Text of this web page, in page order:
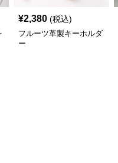
¥2,380 (税込)
フルーツ革製キーホルダ
ー